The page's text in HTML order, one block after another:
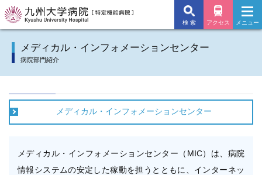
検 索 アクセス
九州大学病院TOP
入院のご案内
施設・サービス
メニュー
メディカル・インフォメーションセンター
病院部門紹介
メディカル・インフォメーションセンター
メディカル・インフォメーションセンター（MIC）は、病院
情報システムの安定した稼動を担うとともに、インターネッ